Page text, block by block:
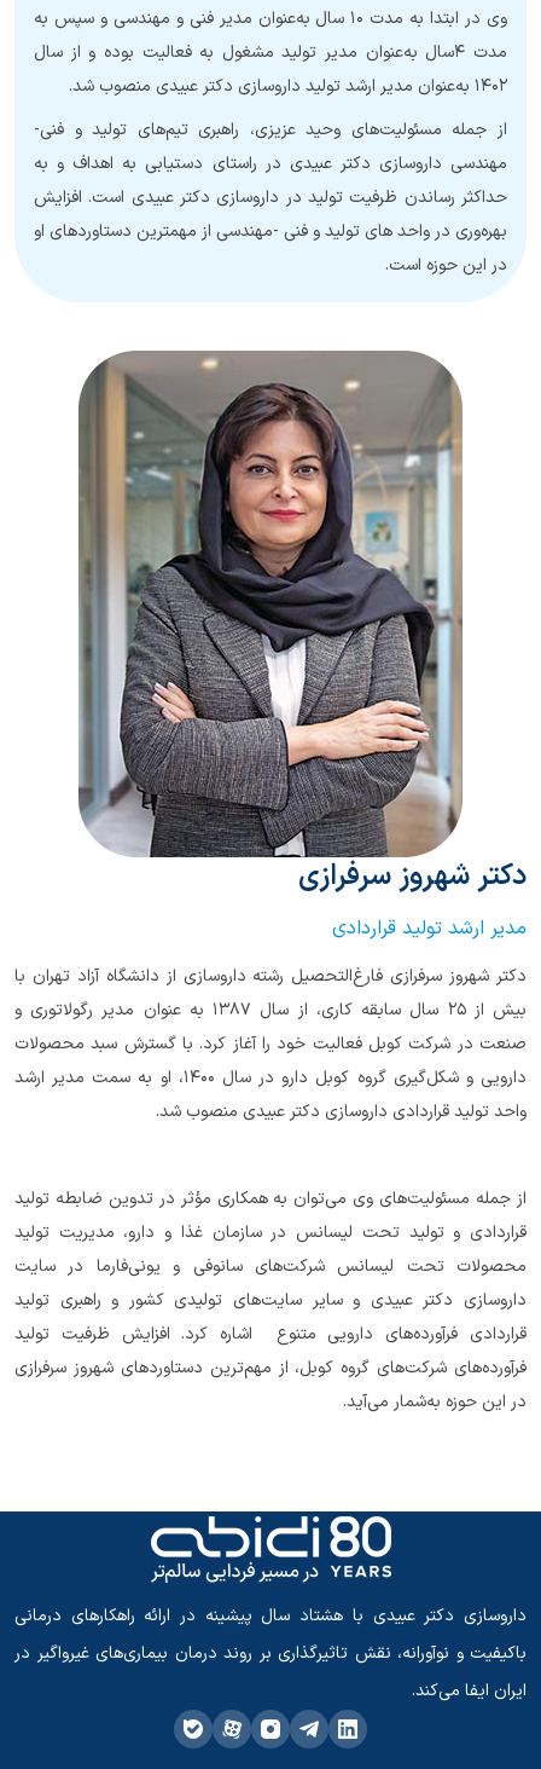
وی در ابتدا به مدت ۱۰ سال به‌عنوان مدیر فنی و مهندسی و سپس به
مدت ۴سال به‌عنوان مدیر تولید مشغول به فعالیت بوده و از سال
۱۴۰۲ به‌عنوان مدیر ارشد تولید داروسازی دکتر عبیدی منصوب شد.
از جمله مسئولیت‌های وحید عزیزی، راهبری تیم‌های تولید و فنی-
مهندسی داروسازی دکتر عبیدی در راستای دستیابی به اهداف و به
حداکثر رساندن ظرفیت تولید در داروسازی دکتر عبیدی است. افزایش
بهره‌وری در واحد های تولید و فنی -مهندسی از مهمترین دستاوردهای او
در این حوزه است.
دکتر شهروز سرفرازی
مدیر ارشد تولید قراردادی
دکتر شهروز سرفرازی فارغ‌التحصیل رشته داروسازی از دانشگاه آزاد تهران با
بیش از ۲۵ سال سابقه کاری، از سال ۱۳۸۷ به عنوان مدیر رگولاتوری و
صنعت در شرکت کوبل فعالیت خود را آغاز کرد. با گسترش سبد محصولات
دارویی و شکل‌گیری گروه کوبل دارو در سال ۱۴۰۰، او به سمت مدیر ارشد
واحد تولید قراردادی داروسازی دکتر عبیدی منصوب شد.
از جمله مسئولیت‌های وی می‌توان به همکاری مؤثر در تدوین ضابطه تولید
قراردادی و تولید تحت لیسانس در سازمان غذا و دارو، مدیریت تولید
محصولات تحت لیسانس شرکت‌های سانوفی و یونی‌فارما در سایت
داروسازی دکتر عبیدی و سایر سایت‌های تولیدی کشور و راهبری تولید
قراردادی فرآورده‌های دارویی متنوع اشاره کرد. افزایش ظرفیت تولید
فرآورده‌های شرکت‌های گروه کوبل، از مهم‌ترین دستاوردهای شهروز سرفرازی
در این حوزه به‌شمار می‌آید.
داروسازی دکتر عبیدی با هشتاد سال پیشینه در ارائه راهکارهای درمانی
باکیفیت و نوآورانه، نقش تاثیرگذاری بر روند درمان بیماری‌های غیرواگیر در
ایران ایفا می‌کند.